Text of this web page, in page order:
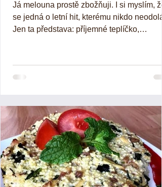
Já melouna prostě zbožňuji. I si myslím, že
se jedná o letní hit, kterému nikdo neodolá.
Jen ta představa: příjemné teplíčko,